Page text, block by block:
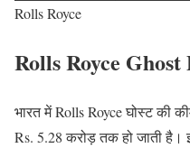
Rolls Royce
Rolls Royce
भारत में Rolls Royce घोस्ट की
Rs. 5.28 करोड़ तक हो जाती है।